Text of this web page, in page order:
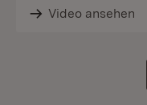
Video ansehen